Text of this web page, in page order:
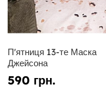
П'ятниця 13-те Маска
Джейсона
590 грн.